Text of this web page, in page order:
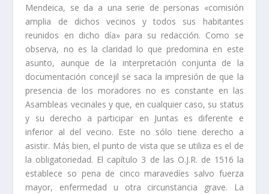
Mendeica, se da a una serie de personas «comisión
amplia de dichos vecinos y todos sus habitantes
reunidos en dicho dí­a» para su redacción. Como se
observa, no es la claridad lo que predomina en este
asunto, aun­que de la interpretación conjunta de la
documentación concejil se saca la im­presión de que la
presencia de los moradores no es constante en las
Asambleas vecinales y que, en cualquier caso, su status
y su derecho a participar en Juntas es diferente e
inferior al del vecino. Este no sólo tiene derecho a
asistir. Más bien, el punto de vista que se utiliza es el de
la obligatoriedad. El capí­tulo 3 de las O.J.R. de 1516 la
establece so pena de cinco maravedí­es salvo fuerza
ma­yor, enfermedad u otra circunstancia grave. La